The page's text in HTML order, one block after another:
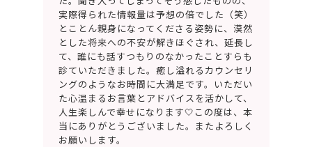
実際得られた情報量は予想の倍でした（笑）
とことん親身になってくださる姿勢に、漠然
とした将来への不安が解きほぐされ、延長し
て、誰にも話すつもりのなかったことすらも
診ていただきました。癒し溢れるカウンセリ
ングのようなお時間に大満足です。いただい
た心温まるお言葉とアドバイスを活かして、
人生楽しんで幸せになります🤍この度は、本
当にありがとうございました。またよろしく
お願いします。